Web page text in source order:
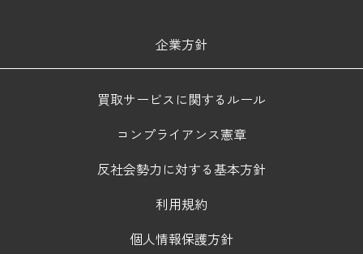
企業方針
買取サービスに関するルール
コンプライアンス憲章
反社会勢力に対する基本方針
利用規約
個人情報保護方針